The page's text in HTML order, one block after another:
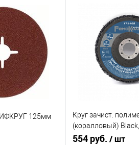
о наличии
Недоступно
Сообщить
К сравнению
В избранное
125мм
Круг зачист.
(коралловый)
грубая (coarse),
554 руб. / шт